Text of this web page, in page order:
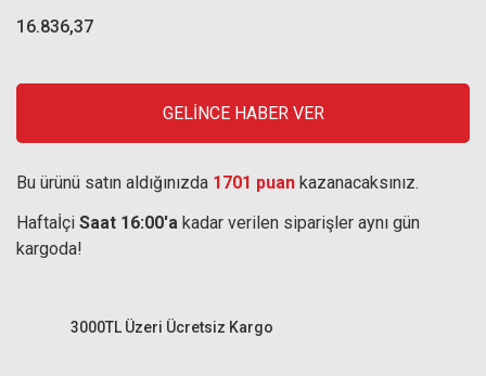
16.836,37
GELİNCE HABER VER
Bu ürünü satın aldığınızda 1701 puan kazanacaksınız.
Haftaİçi Saat 16:00'a kadar verilen siparişler aynı gün
kargoda!
3000TL Üzeri Ücretsiz Kargo